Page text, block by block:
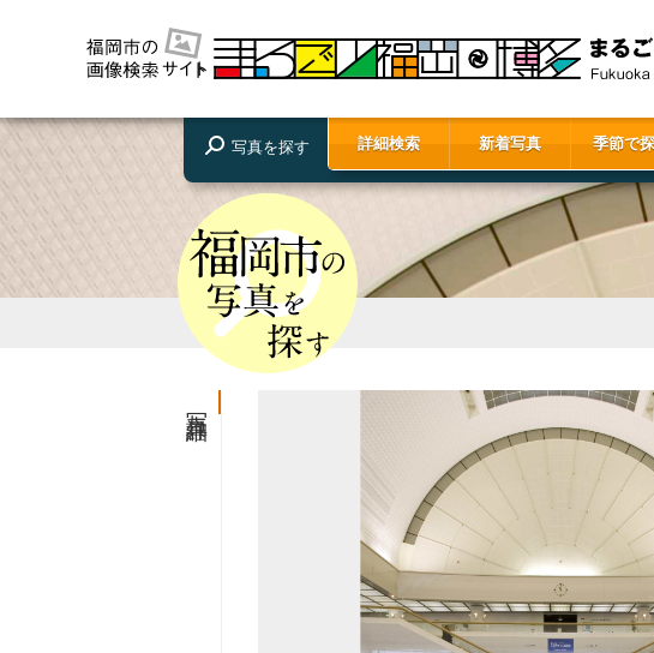
写真を探す 詳細検索 新着写真 季節で